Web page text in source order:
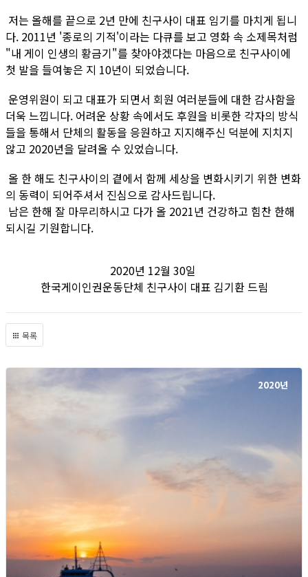
저는 올해를 끝으로 2년 만에 친구사이 대표 임기를 마치게 됩니
다. 2011년 '종로의 기적'이라는 다큐를 보고 영화 속 소제목처럼
"내 게이 인생의 황금기"를 찾아야겠다는 마음으로 친구사이에
첫 발을 들여놓은 지 10년이 되었습니다.
운영위원이 되고 대표가 되면서 회원 여러분들에 대한 감사함을
더욱 느낍니다. 어려운 상황 속에서도 후원을 비롯한 각자의 방식
들을 통해서 단체의 활동을 응원하고 지지해주신 덕분에 지치지
않고 2020년을 달려올 수 있었습니다.
올 한 해도 친구사이의 곁에서 함께 세상을 변화시키기 위한 변화
의 동력이 되어주셔서 진심으로 감사드립니다.
남은 한해 잘 마무리하시고 다가 올 2021년 건강하고 힘찬 한해
되시길 기원합니다.
2020년 12월 30일
한국게이인권운동단체 친구사이 대표 김기환 드림
목록
2020년